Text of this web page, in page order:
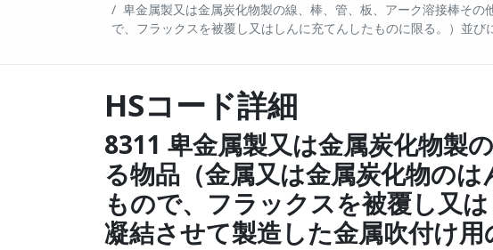
卑金属製又は金属炭化物製の線、棒、管、板、アーク溶接棒そ
で、フラックスを被覆し又はしんに充てんしたものに限る。）並
HSコード詳細
8311 卑金属製又は金属炭化物製
る物品（金属又は金属炭化物の
もので、フラックスを被覆し又
凝結させて製造した金属吹付け